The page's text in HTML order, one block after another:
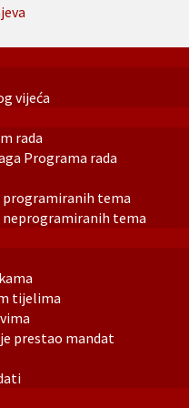
vijeća
rada
Programa rada
tema
tema
tijelima
prestao mandat